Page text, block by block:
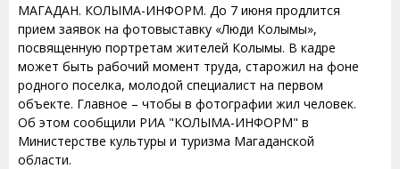
МАГАДАН. КОЛЫМА-ИНФОРМ. До 7 июня продлится
прием заявок на фотовыставку «Люди Колымы»,
посвященную портретам жителей Колымы. В кадре
может быть рабочий момент труда, старожил на фоне
родного поселка, молодой специалист на первом
объекте. Главное – чтобы в фотографии жил человек.
Об этом сообщили РИА "КОЛЫМА-ИНФОРМ" в
Министерстве культуры и туризма Магаданской
области.